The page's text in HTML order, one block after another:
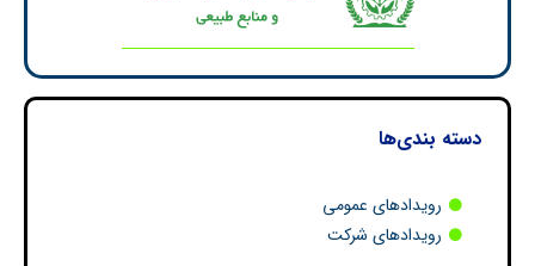
دسته بندی‌ها
رویدادهای عمومی
رویدادهای شرکت